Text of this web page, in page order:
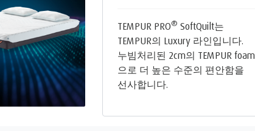
TEMPUR PRO® SoftQuilt는
TEMPUR의 Luxury 라인입니다.
누빔처리된 2cm의 TEMPUR foam
으로 더 높은 수준의 편안함을
선사합니다.